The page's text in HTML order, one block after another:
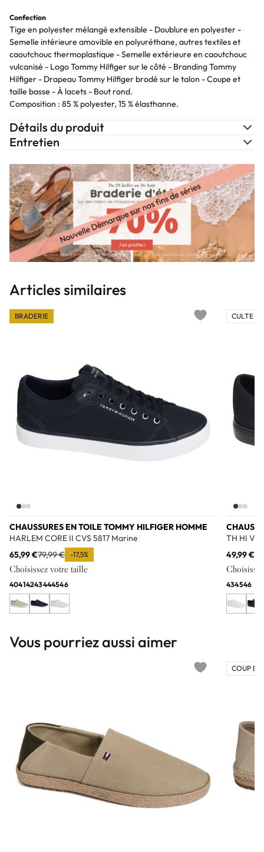
Confection
Tige en polyester mélangé extensible - Doublure en polyester -
Semelle intérieure amovible en polyuréthane, autres textiles et
caoutchouc thermoplastique - Semelle extérieure en caoutchouc
vulcanisé - Logo Tommy Hilfiger sur le côté - Branding Tommy
Hilfiger - Drapeau Tommy Hilfiger brodé sur le talon - Coupe et
taille basse - À lacets - Bout rond.
Composition : 85 % polyester, 15 % élasthanne.
Détails du produit
Entretien
Articles similaires
CHAUSSURES EN TOILE TOMMY HILFIGER HOMME
HARLEM CORE II CVS 5817 Marine
65,99 €79,99 € -17,5%
Choisissez votre taille
40414243444546
BRADERIE
TH HI
49,99 €
434546
CULTE 💎
Vous pourriez aussi aimer
COUP